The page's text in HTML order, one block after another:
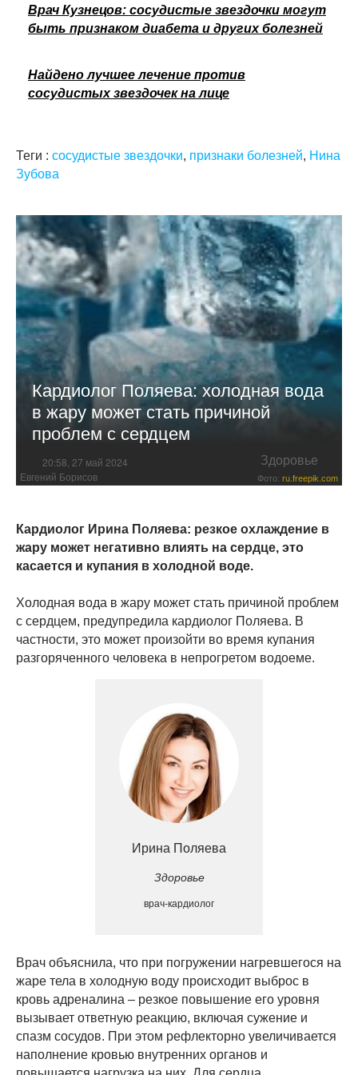
Врач Кузнецов: сосудистые звездочки могут
быть признаком диабета и других болезней
Найдено лучшее лечение против
сосудистых звездочек на лице
Теги : сосудистые звездочки, признаки болезней, Нина
Зубова
Кардиолог Поляева: холодная вода
в жару может стать причиной
проблем с сердцем
20:58, 27 май 2024 Здоровье
Евгений Борисов Фото: ru.freepik.com
Кардиолог Ирина Поляева: резкое охлаждение в
жару может негативно влиять на сердце, это
касается и купания в холодной воде.
Холодная вода в жару может стать причиной проблем
с сердцем, предупредила кардиолог Поляева. В
частности, это может произойти во время купания
разгоряченного человека в непрогретом водоеме.
Ирина Поляева
Здоровье
врач-кардиолог
Врач объяснила, что при погружении нагревшегося на
жаре тела в холодную воду происходит выброс в
кровь адреналина – резкое повышение его уровня
вызывает ответную реакцию, включая сужение и
спазм сосудов. При этом рефлекторно увеличивается
наполнение кровью внутренних органов и